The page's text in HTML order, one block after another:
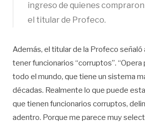
ingreso de quienes
el titular de Profeco.
Además, el titular de la Profeco
tener funcionarios “corruptos”.
todo el mundo, que tiene un sistema
décadas. Realmente lo que puede
que tienen funcionarios corruptos,
adentro. Porque me parece muy